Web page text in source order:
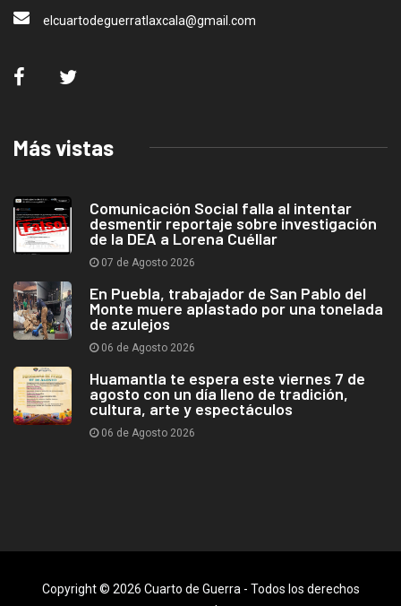
elcuartodeguerratlaxcala@gmail.com
Más vistas
Comunicación Social falla al intentar
desmentir reportaje sobre investigación
de la DEA a Lorena Cuéllar
07 de Agosto 2026
En Puebla, trabajador de San Pablo del
Monte muere aplastado por una tonelada
de azulejos
06 de Agosto 2026
Huamantla te espera este viernes 7 de
agosto con un día lleno de tradición,
cultura, arte y espectáculos
06 de Agosto 2026
Copyright © 2026 Cuarto de Guerra - Todos los derechos